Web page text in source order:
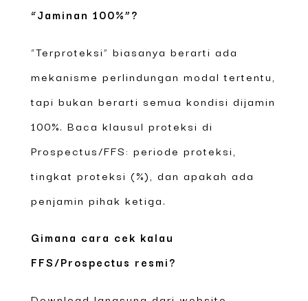
“Jaminan 100%”?
“Terproteksi” biasanya berarti ada
mekanisme perlindungan modal tertentu,
tapi bukan berarti semua kondisi dijamin
100%. Baca klausul proteksi di
Prospectus/FFS: periode proteksi,
tingkat proteksi (%), dan apakah ada
penjamin pihak ketiga.
Gimana cara cek kalau
FFS/Prospectus resmi?